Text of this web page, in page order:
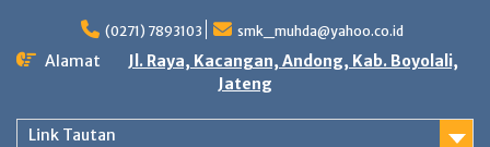
content
(0271) 7893103 smk_muhda@yahoo.co.id
Alamat
Jl. Raya, Kacangan, Andong, Kab. Boyolali,
Jateng
Link Tautan